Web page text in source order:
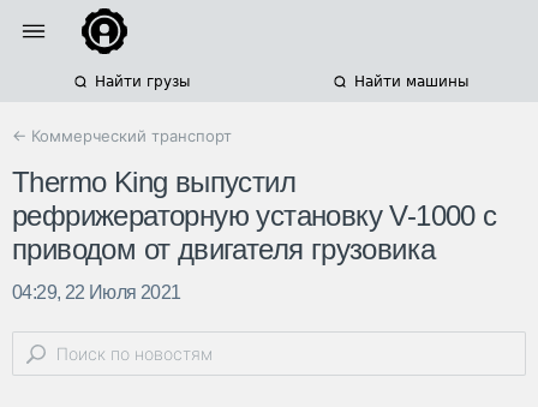
Найти грузы Найти машины
← Коммерческий транспорт
Thermo King выпустил
рефрижераторную установку V-1000 с
приводом от двигателя грузовика
04:29, 22 Июля 2021